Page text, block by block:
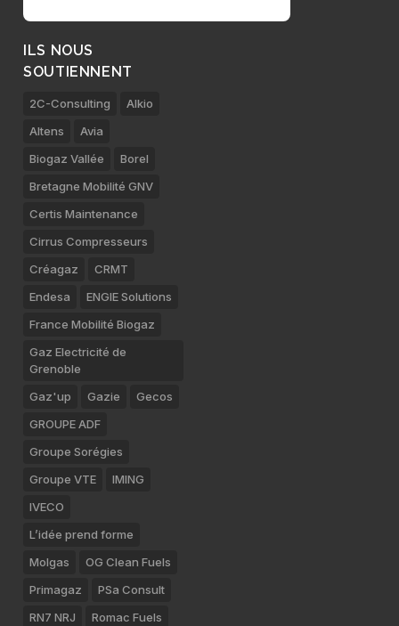
ILS NOUS
SOUTIENNENT
2C-Consulting
Alkio
Altens
Avia
Biogaz Vallée
Borel
Bretagne Mobilité GNV
Certis Maintenance
Cirrus Compresseurs
Créagaz
CRMT
Endesa
ENGIE Solutions
France Mobilité Biogaz
Gaz Electricité de
Grenoble
Gaz'up
Gazie
Gecos
GROUPE ADF
Groupe Sorégies
Groupe VTE
IMING
IVECO
L’idée prend forme
Molgas
OG Clean Fuels
Primagaz
PSa Consult
RN7 NRJ
Romac Fuels